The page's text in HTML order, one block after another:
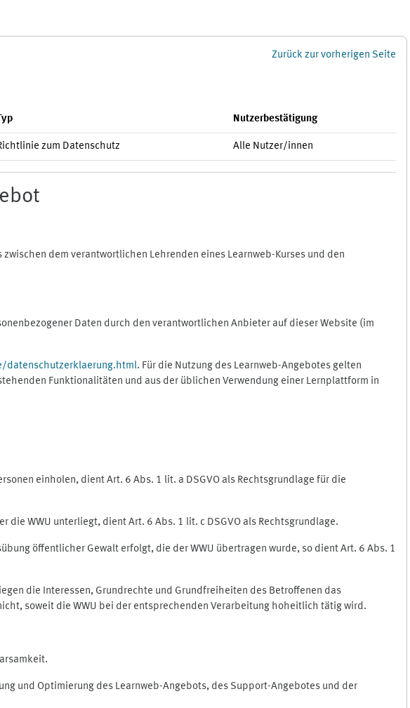
Zurück zur vorherigen Seite
Nutzerbestätigung
zum Datenschutz Alle Nutzer/innen
dem verantwortlichen Lehrenden eines Learnweb-Kurses und den
Daten durch den verantwortlichen Anbieter auf dieser Website (im
datenschutzerklaerung.html. Für die Nutzung des Learnweb-Angebotes gelten
Funktionalitäten und aus der üblichen Verwendung einer Lernplattform in
einholen, dient Art. 6 Abs. 1 lit. a DSGVO als Rechtsgrundlage für die
WWU unterliegt, dient Art. 6 Abs. 1 lit. c DSGVO als Rechtsgrundlage.
öffentlicher Gewalt erfolgt, die der WWU übertragen wurde, so dient Art. 6 Abs. 1
die Interessen, Grundrechte und Grundfreiheiten des Betroffenen das
soweit die WWU bei der entsprechenden Verarbeitung hoheitlich tätig wird.
und Optimierung des Learnweb-Angebots, des Support-Angebotes und der